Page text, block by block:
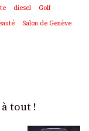
diesel
Golf
Salon de Genève
tout !